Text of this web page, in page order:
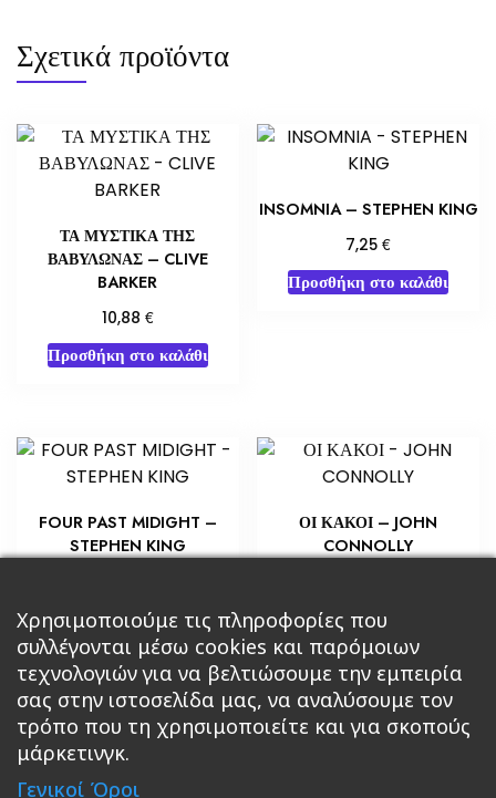
Σχετικά προϊόντα
ΤΑ ΜΥΣΤΙΚΑ ΤΗΣ
ΒΑΒΥΛΩΝΑΣ – CLIVE
BARKER
10,88 €
Προσθήκη στο καλάθι
INSOMNIA – STEPHEN KING
7,25€
Προσθήκη στο καλάθι
FOUR PAST MIDIGHT –
STEPHEN KING
Προσθήκη στο καλάθι
ΟΙ ΚΑΚΟΙ – JOHN
CONNOLLY
Προσθήκη στο καλάθι
Κεντρική Βιβλία
Χρησιμοποιούμε τις πληροφορίες που
συλλέγονται μέσω cookies και παρόμοιων
τεχνολογιών για να βελτιώσουμε την εμπειρία
σας στην ιστοσελίδα μας, να αναλύσουμε τον
τρόπο που τη χρησιμοποιείτε και για σκοπούς
μάρκετινγκ.
Γενικοί Όροι